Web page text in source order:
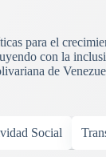
para el
con la
de
Social